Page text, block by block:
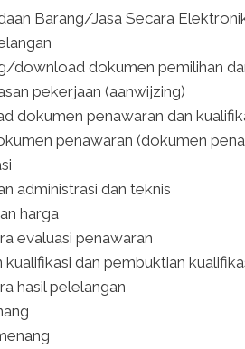
Barang/Jasa Secara
download dokumen pemilihan
pekerjaan (aanwijzing)
dokumen penawaran dan
penawaran (dokumen
administrasi dan teknis
harga
evaluasi penawaran
dan pembuktian
hasil pelelangan